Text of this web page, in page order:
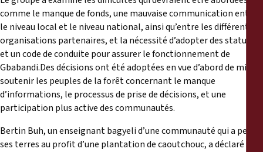
comme le manque de fonds, une mauvaise communication entre
le niveau local et le niveau national, ainsi qu’entre les différentes
organisations partenaires, et la nécessité d’adopter des statuts
et un code de conduite pour assurer le fonctionnement de
Gbabandi.Des décisions ont été adoptées en vue d’abord de mieux
soutenir les peuples de la forêt concernant le manque
d’informations, le processus de prise de décisions, et une
participation plus active des communautés.
Bertin Buh, un enseignant bagyeli d’une communauté qui a perdu
ses terres au profit d’une plantation de caoutchouc, a déclaré : «